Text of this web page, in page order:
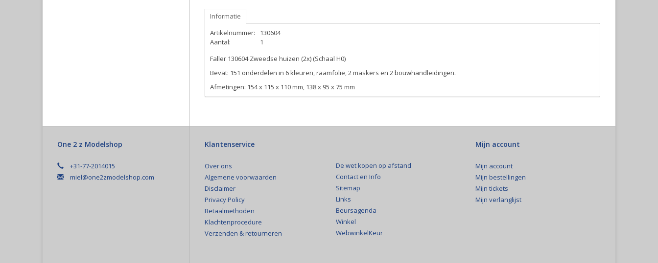
Informatie
Artikelnummer:
130604
Aantal:
1
Faller 130604 Zweedse huizen (2x) (Schaal H0)
Bevat: 151 onderdelen in 6 kleuren, raamfolie, 2 maskers en 2 bouwhandleidingen.
Afmetingen: 154 x 115 x 110 mm, 138 x 95 x 75 mm
One 2 z Modelshop
+31-77-2014015
miel@one2zmodelshop.com
Klantenservice
Over ons
Algemene voorwaarden
Disclaimer
Privacy Policy
Betaalmethoden
Klachtenprocedure
Verzenden & retourneren
De wet kopen op afstand
Contact en Info
Sitemap
Links
Beursagenda
Winkel
WebwinkelKeur
Mijn account
Mijn account
Mijn bestellingen
Mijn tickets
Mijn verlanglijst